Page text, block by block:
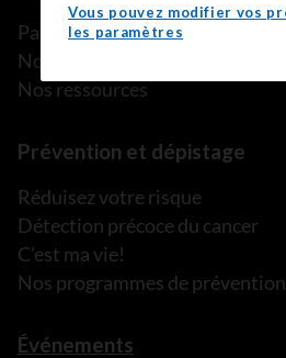
Parler à une personne de
Nos programmes et services
Nos ressources
Prévention et dépistage
Réduisez votre risque
Détection précoce du cancer
C’est ma vie!
Nos programmes de prévention
Événements
Vous pouvez modifier vos
les paramètres